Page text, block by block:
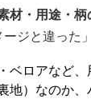
材・用途・
ジと違った
ロアなど、
地）なのか